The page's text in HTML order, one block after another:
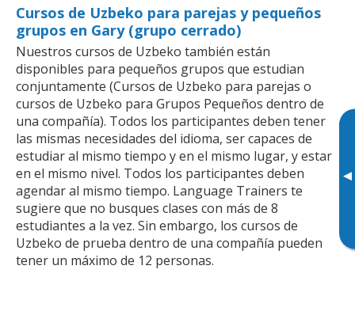
▸
Cursos de Uzbeko para parejas y pequeños
grupos en Gary (grupo cerrado)
Nuestros cursos de Uzbeko también están
disponibles para pequeños grupos que estudian
conjuntamente (Cursos de Uzbeko para parejas o
cursos de Uzbeko para Grupos Pequeños dentro de
una compañía). Todos los participantes deben tener
las mismas necesidades del idioma, ser capaces de
estudiar al mismo tiempo y en el mismo lugar, y estar
en el mismo nivel. Todos los participantes deben
agendar al mismo tiempo. Language Trainers te
sugiere que no busques clases con más de 8
estudiantes a la vez. Sin embargo, los cursos de
Uzbeko de prueba dentro de una compañía pueden
tener un máximo de 12 personas.